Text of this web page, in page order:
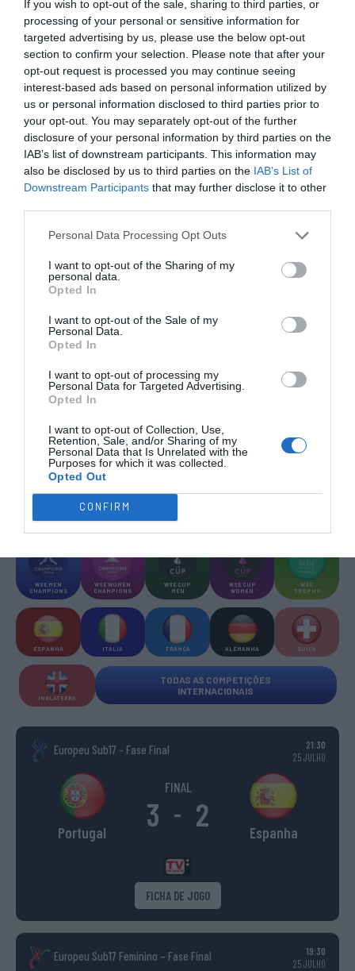
If you wish to opt-out of the sale, sharing to third parties, or
processing of your personal or sensitive information for
targeted advertising by us, please use the below opt-out
section to confirm your selection. Please note that after your
opt-out request is processed you may continue seeing
interest-based ads based on personal information utilized by
us or personal information disclosed to third parties prior to
your opt-out. You may separately opt-out of the further
disclosure of your personal information by third parties on the
IAB’s list of downstream participants. This information may
also be disclosed by us to third parties on the IAB’s List of
Downstream Participants that may further disclose it to other
Personal Data Processing Opt Outs
I want to opt-out of the Sharing of my
personal data.
Opted In
I want to opt-out of the Sale of my
Personal Data.
Opted In
I want to opt-out of processing my
Personal Data for Targeted Advertising.
Opted In
I want to opt-out of Collection, Use,
Retention, Sale, and/or Sharing of my
Personal Data that Is Unrelated with the
Purposes for which it was collected.
Opted Out
CONFIRM
JOGOS EM DIRETO
ÚLTIMOS
RESULTADOS
PRÓXIMOS
RESULTADOS
DO DIA
NOMEAÇÕES
DE ÁRBITROS
CAMP.
PLACARD
2ª
DIVISÃO
3ª
TAÇAS
DIVERSAS
SUB-23 SUB-15
TORNEIOS 3x3 MASCULINO MASTERS
COMPETIÇÕES
NACIONAIS
COMPETIÇÕES INTERNACIONAIS
WSE MEN
CHAMPIONS
WSE WOMEN
CHAMPIONS
WSE CUP
MEN
WSE CUP
WOMEN
WSE
TROPHY
ESPANHA ITÁLIA FRANÇA ALEMANHA SUÍÇA
INGLATERRA
TODAS AS COMPETIÇÕES
INTERNACIONAIS
Europeu Sub17 - Fase Final
21:30
25 JULHO
Portugal
FINAL
3 - 2 Espanha
FICHA DE JOGO
Europeu Sub17 Feminino – Fase Final
19:30
25 JULHO